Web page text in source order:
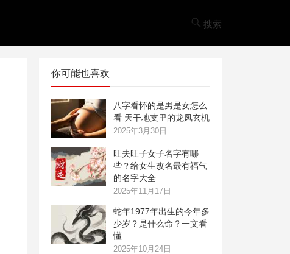
搜索
你可能也喜欢
八字看怀的是男是女怎么
看 天干地支里的龙凤玄机
2025年3月30日
旺夫旺子女子名字有哪
些？给女生改名最有福气
的名字大全
2025年11月17日
蛇年1977年出生的今年多
少岁？是什么命？一文看
懂
2025年10月24日